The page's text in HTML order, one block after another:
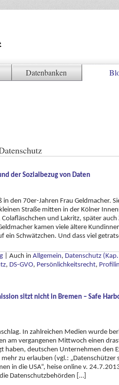
Datenbanken
der Sozialbezug von Daten
in den 70er-Jahren Frau Geldmacher.
Straße mitten in der Kölner
und Lakritz, später auch
kamen viele ältere
ein Schwätzchen. Und dass viel
Auch in Allgemein, Datenschutz
, DS-GVO, Persönlichkeitsrecht,
sitzt nicht in Bremen – Safe
In zahlreichen Medien wurde
am vergangenen Mittwoch einen
haben, deutschen Unternehmen den
zu erlauben (vgl.: „Datenschützer
in die USA“, heise online v.
Datenschutzbehörden […]